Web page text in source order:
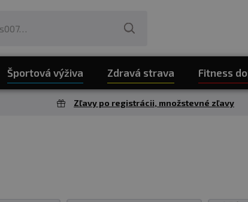
Športová výživa Zdravá strava Fitness
Zľavy po registrácii, množstevné zľavy